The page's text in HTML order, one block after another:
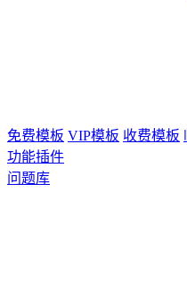
免费模板 VIP模板 收费模板
功能插件
问题库